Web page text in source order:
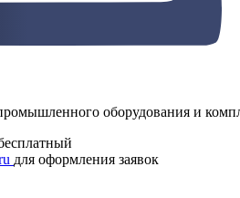
оборудования и
для оформления заявок